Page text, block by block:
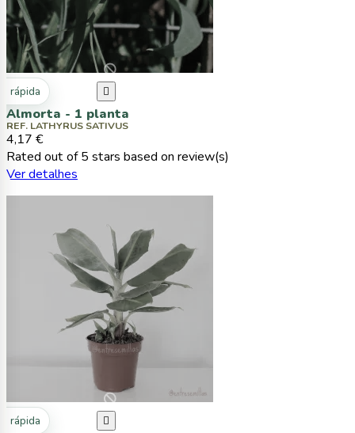
rápida 
Almorta - 1 planta
REF. LATHYRUS SATIVUS
4,17 €
Rated out of 5 stars based on review(s)
Ver detalhes
rápida 